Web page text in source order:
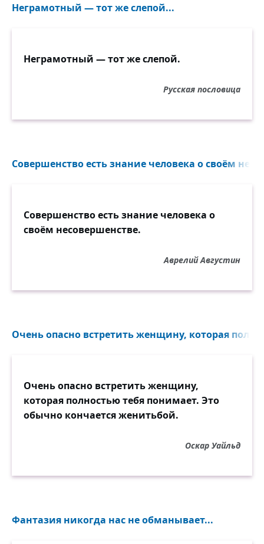
Неграмотный — тот же слепой...
Неграмотный — тот же слепой.
Русская пословица
Совершенство есть знание человека о своём
Совершенство есть знание человека о
своём несовершенстве.
Аврелий Августин
Очень опасно встретить женщину, которая
Очень опасно встретить женщину,
которая полностью тебя понимает. Это
обычно кончается женитьбой.
Оскар Уайльд
Фантазия никогда нас не обманывает...